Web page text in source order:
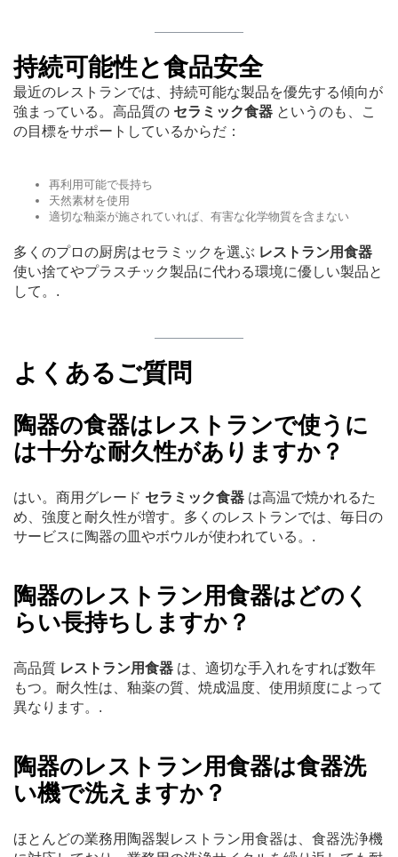
持続可能性と食品安全
最近のレストランでは、持続可能な製品を優先する傾向が
強まっている。高品質の セラミック食器 というのも、こ
の目標をサポートしているからだ：
再利用可能で長持ち
天然素材を使用
適切な釉薬が施されていれば、有害な化学物質を含まない
多くのプロの厨房はセラミックを選ぶ レストラン用食器
使い捨てやプラスチック製品に代わる環境に優しい製品と
して。.
よくあるご質問
陶器の食器はレストランで使うに
は十分な耐久性がありますか？
はい。商用グレード セラミック食器 は高温で焼かれるた
め、強度と耐久性が増す。多くのレストランでは、毎日の
サービスに陶器の皿やボウルが使われている。.
陶器のレストラン用食器はどのく
らい長持ちしますか？
高品質 レストラン用食器 は、適切な手入れをすれば数年
もつ。耐久性は、釉薬の質、焼成温度、使用頻度によって
異なります。.
陶器のレストラン用食器は食器洗
い機で洗えますか？
ほとんどの業務用陶器製レストラン用食器は、食器洗浄機